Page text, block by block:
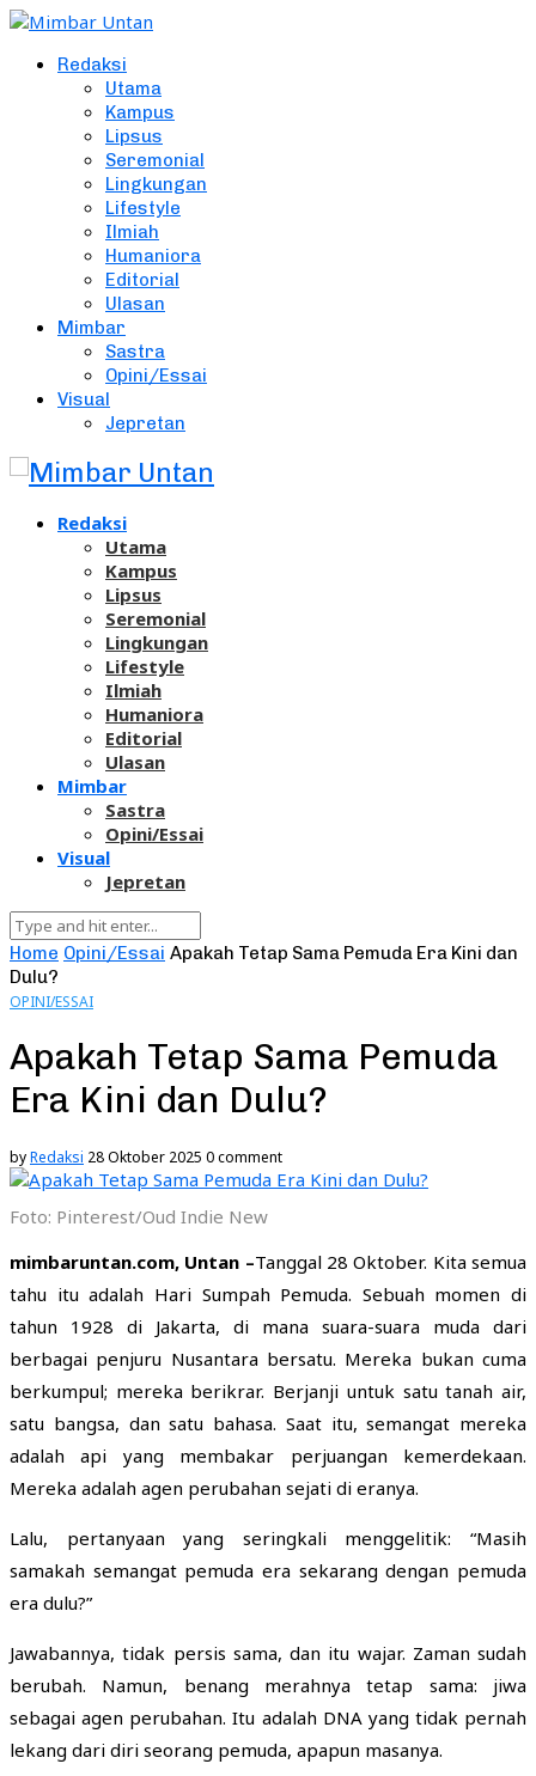
Redaksi
Utama
Kampus
Lipsus
Seremonial
Lingkungan
Lifestyle
Ilmiah
Humaniora
Editorial
Ulasan
Mimbar
Sastra
Opini/Essai
Visual
Jepretan
Redaksi
Utama
Kampus
Lipsus
Seremonial
Lingkungan
Lifestyle
Ilmiah
Humaniora
Editorial
Ulasan
Mimbar
Sastra
Opini/Essai
Visual
Jepretan
Home Opini/Essai Apakah Tetap Sama Pemuda Era Kini dan
Dulu?
OPINI/ESSAI
Apakah Tetap Sama Pemuda
Era Kini dan Dulu?
byRedaksi 28 Oktober 2025 0 comment
Foto: Pinterest/Oud Indie New
mimbaruntan.com, Untan –Tanggal 28 Oktober. Kita semua
tahu itu adalah Hari Sumpah Pemuda. Sebuah momen di
tahun 1928 di Jakarta, di mana suara-suara muda dari
berbagai penjuru Nusantara bersatu. Mereka bukan cuma
berkumpul; mereka berikrar. Berjanji untuk satu tanah air,
satu bangsa, dan satu bahasa. Saat itu, semangat mereka
adalah api yang membakar perjuangan kemerdekaan.
Mereka adalah agen perubahan sejati di eranya.
Lalu, pertanyaan yang seringkali menggelitik: “Masih
samakah semangat pemuda era sekarang dengan pemuda
era dulu?”
Jawabannya, tidak persis sama, dan itu wajar. Zaman sudah
berubah. Namun, benang merahnya tetap sama: jiwa
sebagai agen perubahan. Itu adalah DNA yang tidak pernah
lekang dari diri seorang pemuda, apapun masanya.